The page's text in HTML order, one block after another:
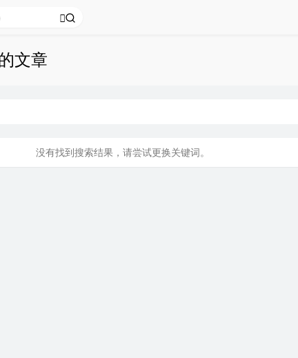
文章
没有找到搜索结果，请尝试更换关键词。